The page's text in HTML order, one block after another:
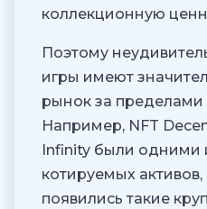
коллекционную
Поэтому
игры имеют
рынок за пределами
Например, NFT
Infinity были одними
котируемых
появились такие